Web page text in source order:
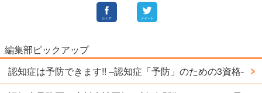
編集部ピックアップ
認知症は予防できます!! –認知症「予防」のための3資格-